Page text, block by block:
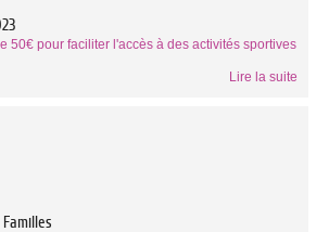
50€ pour faciliter l'accès à des activités sportives
Lire la suite